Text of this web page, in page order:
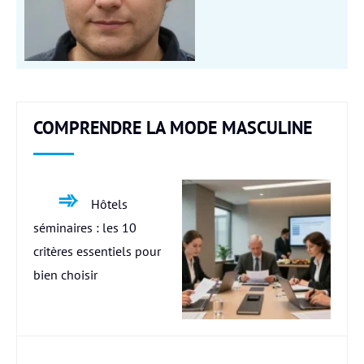
COMPRENDRE LA MODE MASCULINE
Hôtels
séminaires : les 10
critères essentiels pour
bien choisir